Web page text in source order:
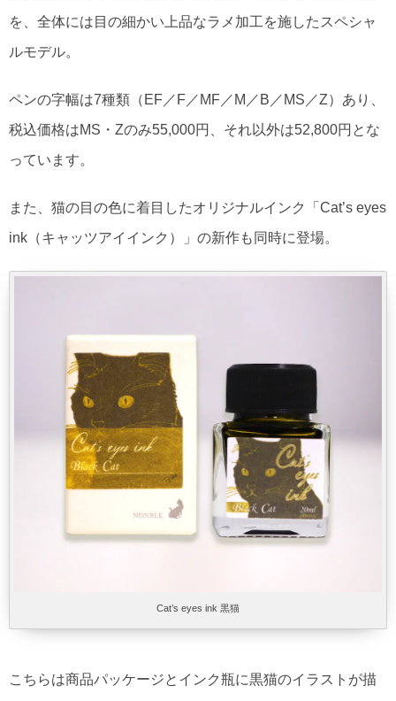
を、全体には目の細かい上品なラメ加工を施したスペシャ
ルモデル。
ペンの字幅は7種類（EF／F／MF／M／B／MS／Z）あり、
税込価格はMS・Zのみ55,000円、それ以外は52,800円とな
っています。
また、猫の目の色に着目したオリジナルインク「Cat’s eyes
ink（キャッツアイインク）」の新作も同時に登場。
Cat’s eyes ink 黒猫
こちらは商品パッケージとインク瓶に黒猫のイラストが描